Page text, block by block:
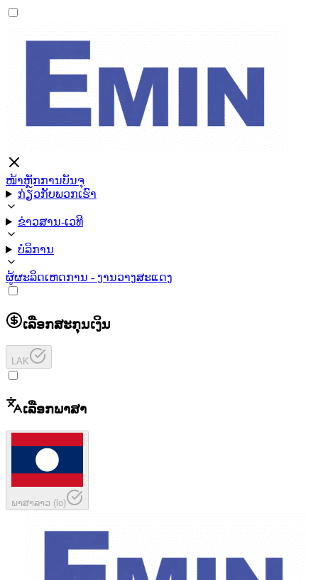
ໜ້າຫຼັກການບັນຈຸ
ກ່ຽວກັບພວກເຮົາ
ຂ່າວສານ-ເວທີ
ບໍລິການ
ຜູ້ຜະລິດເຫດການ - ງານວາງສະແດງ
ເລືອກສະກຸນເງິນ
LAK
ເລືອກພາສາ
ພາສາລາວ (lo)